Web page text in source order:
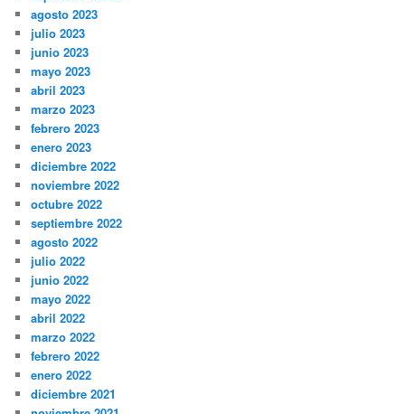
agosto 2023
julio 2023
junio 2023
mayo 2023
abril 2023
marzo 2023
febrero 2023
enero 2023
diciembre 2022
noviembre 2022
octubre 2022
septiembre 2022
agosto 2022
julio 2022
junio 2022
mayo 2022
abril 2022
marzo 2022
febrero 2022
enero 2022
diciembre 2021